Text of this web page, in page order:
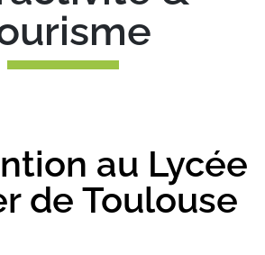
au Lycée
de Toulouse